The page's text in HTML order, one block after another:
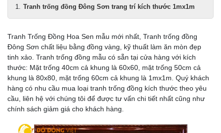
Tranh trống đồng Đông Sơn trang trí kích thước 1mx1m
Tranh Trống Đồng Hoa Sen mẫu mới nhất, Tranh trống đồng
Đông Sơn chất liệu bằng đồng vàng, kỹ thuất làm ăn mòn đẹp
tinh xảo. Tranh trống đồng mẫu có sẵn tại cửa hàng với kích
thước: Mặt trống 40cm cả khung là 60x60, mặt trống 50cm cả
khung là 80x80, mặt trống 60cm cả khung là 1mx1m. Quý khách
hàng có nhu cầu mua loại tranh trống đồng kích thước theo yêu
cầu, liên hệ với chúng tôi để được tư vấn chi tiết nhất cũng như
chính sách giảm giá cho khách hàng.